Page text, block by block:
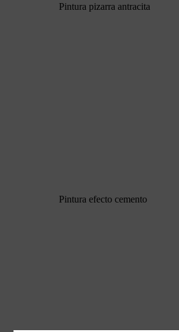
Pintura pizarra antracita
Pintura efecto cemento